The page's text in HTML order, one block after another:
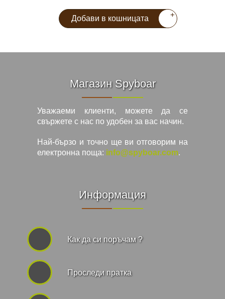
Добави в кошницата +
Магазин Spyboar
Уважаеми клиенти, можете да се
свържете с нас по удобен за вас начин.
Най-бързо и точно ще ви отговорим на
електронна поща: info@spyboar.com.
Информация
Как да си поръчам ?
Проследи пратка